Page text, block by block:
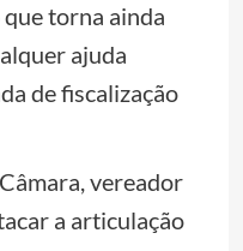
torna ainda
ajuda
de fiscalização
vereador
a articulação